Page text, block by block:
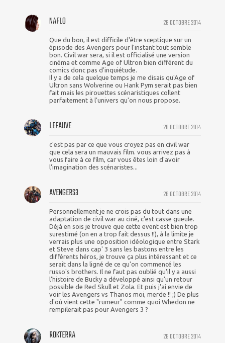
28 OCTOBRE 2014
NAFLO
Que du bon, il est difficile d'être sceptique sur un
épisode des Avengers pour l'instant tout semble
bon. Civil war sera, si il est officialisé une version
cinéma et comme Age of Ultron bien différent du
comics donc pas d'inquiétude.
Il y a de cela quelque temps je me disais qu'Age of
Ultron sans Wolverine ou Hank Pym serait pas bien
fait mais les pirouettes scénaristiques collent
parfaitement à l'univers qu'on nous propose.
28 OCTOBRE 2014
LEFAUVE
c'est pas par ce que vous croyez pas en civil war
que cela sera un mauvais film. vous arrivez pas à
vous faire à ce film, car vous êtes loin d'avoir
l'imagination des scénaristes...
28 OCTOBRE 2014
AVENGERS3
Personnellement je ne crois pas du tout dans une
adaptation de civil war au ciné, c'est casse gueule.
Déjà en sois je trouve que cette event est bien trop
surestimé (on en a trop fait dessus !!), à la limite je
verrais plus une opposition idéologique entre Stark
et Steve dans cap' 3 sans les bastons entre les
différents héros, je trouve ça plus intéressant et ce
serait dans la ligné de ce qu'on commencé les
russo's brothers. Il ne faut pas oublié qu'il y a aussi
l'histoire de Bucky a développé ainsi qu'un retour
possible de Red Skull et Zola. Et puis j'ai envie de
voir les Avengers vs Thanos moi, merde !! ;) De plus
d'où vient cette "rumeur" comme quoi Whedon ne
rempilerait pas pour Avengers 3 ?
28 OCTOBRE 2014
ROKTERRA